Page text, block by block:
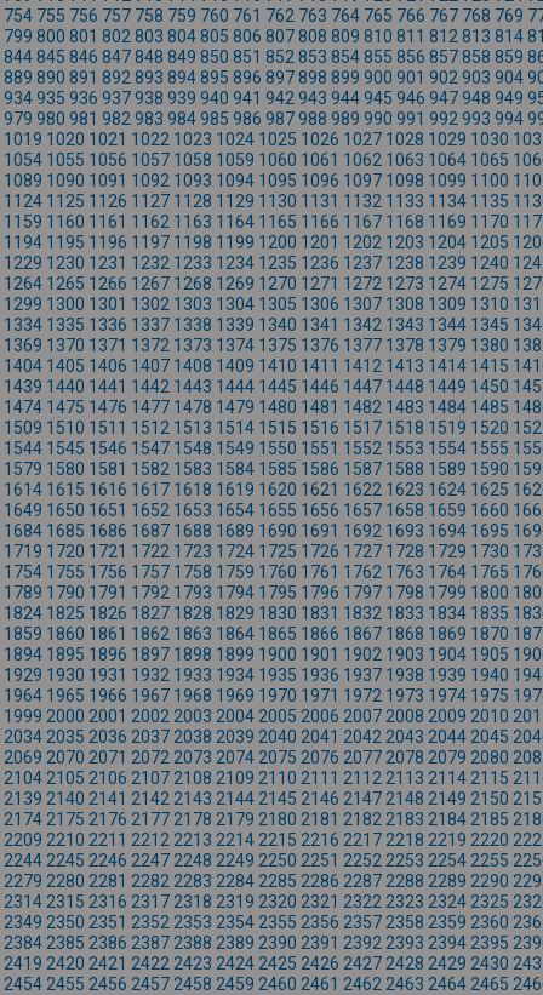
754 755 756 757 758 759 760 761 762 763 764 765 766 767 768 769
799 800 801 802 803 804805 806 807808 809 810 811 812 813 814
844845 846 847848 849 850 851 852 853 854855 856 857858 859
889 890 891 892 893 894895 896 897898 899 900 901 902 903 904
934935 936 937938 939 940 941 942 943 944945 946 947948 949
979 980 981 982 983 984985 986 987988 989 990 991 992 993 994
1019 1020 1021 1022 1023 1024 1025 1026 1027 1028 1029 1030
1054 1055 1056 1057 1058 1059 1060 1061 1062 1063 1064 1065
1089 1090 1091 1092 1093 1094 1095 1096 1097 1098 1099 1100
1124 1125 1126 1127 1128 1129 1130 1131 1132 1133 1134 1135
1159 1160 1161 1162 1163 1164 1165 1166 1167 1168 1169 1170
1194 1195 1196 1197 1198 1199 1200 1201 1202 1203 1204 1205
1229 1230 1231 1232 1233 1234 1235 1236 1237 1238 1239 1240
1264 1265 1266 1267 1268 1269 1270 1271 1272 1273 1274 1275
1299 1300 1301 1302 1303 1304 1305 1306 1307 1308 1309 1310
1334 1335 1336 1337 1338 1339 1340 1341 1342 1343 1344 1345
1369 1370 1371 1372 1373 1374 1375 1376 1377 1378 1379 1380
1404 1405 1406 1407 1408 1409 1410 1411 1412 1413 1414 1415
1439 1440 1441 1442 1443 1444 1445 1446 1447 1448 1449 1450
1474 1475 1476 1477 1478 1479 1480 1481 1482 1483 1484 1485
1509 1510 1511 1512 1513 1514 1515 1516 1517 1518 1519 1520
1544 1545 1546 1547 1548 1549 1550 1551 1552 1553 1554 1555
1579 1580 1581 1582 1583 1584 1585 1586 1587 1588 1589 1590
1614 1615 1616 1617 1618 1619 1620 1621 1622 1623 1624 1625
1649 1650 1651 1652 1653 1654 1655 1656 1657 1658 1659 1660
1684 1685 1686 1687 1688 1689 1690 1691 1692 1693 1694 1695
1719 1720 1721 1722 1723 1724 1725 1726 1727 1728 1729 1730
1754 1755 1756 1757 1758 1759 1760 1761 1762 1763 1764 1765
1789 1790 1791 1792 1793 1794 1795 1796 1797 1798 1799 1800
1824 1825 1826 1827 1828 1829 1830 1831 1832 1833 1834 1835
1859 1860 1861 1862 1863 1864 1865 1866 1867 1868 1869 1870
1894 1895 1896 1897 1898 1899 1900 1901 1902 1903 1904 1905
1929 1930 1931 1932 1933 1934 1935 1936 1937 1938 1939 1940
1964 1965 1966 1967 1968 1969 1970 1971 1972 1973 1974 1975
1999 2000 2001 2002 2003 2004 2005 2006 2007 2008 2009 2010
2034 2035 2036 2037 2038 2039 2040 2041 2042 2043 2044 2045
2069 2070 2071 2072 2073 2074 2075 2076 2077 2078 2079 2080
2104 2105 2106 2107 2108 2109 2110 2111 2112 2113 2114 2115
2139 2140 2141 2142 2143 2144 2145 2146 2147 2148 2149 2150
2174 2175 2176 2177 2178 2179 2180 2181 2182 2183 2184 2185
2209 2210 2211 2212 2213 2214 2215 2216 2217 2218 2219 2220
2244 2245 2246 2247 2248 2249 2250 2251 2252 2253 2254 2255
2279 2280 2281 2282 2283 2284 2285 2286 2287 2288 2289 2290
2314 2315 2316 2317 2318 2319 2320 2321 2322 2323 2324 2325
2349 2350 2351 2352 2353 2354 2355 2356 2357 2358 2359 2360
2384 2385 2386 2387 2388 2389 2390 2391 2392 2393 2394 2395
2419 2420 2421 2422 2423 2424 2425 2426 2427 2428 2429 2430
2454 2455 2456 2457 2458 2459 2460 2461 2462 2463 2464 2465